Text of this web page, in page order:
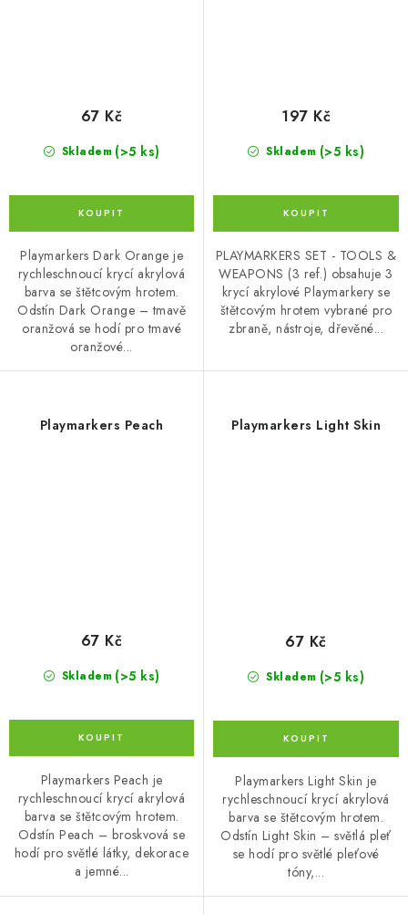
Skladem (>5 ks)
67 Kč
Playmarkers Dark Orange je
rychleschnoucí krycí akrylová
barva se štětcovým hrotem.
Odstín Dark Orange – tmavě
oranžová se hodí pro tmavé
oranžové...
Skladem (>5 ks)
197 Kč
PLAYMARKERS SET - TOOLS &
WEAPONS (3 ref.) obsahuje 3
krycí akrylové Playmarkery se
štětcovým hrotem vybrané pro
zbraně, nástroje, dřevěné...
Playmarkers Peach
Skladem (>5 ks)
67 Kč
Playmarkers Peach je
rychleschnoucí krycí akrylová
barva se štětcovým hrotem.
Odstín Peach – broskvová se
hodí pro světlé látky, dekorace
a jemné...
Playmarkers Light Skin
Skladem (>5 ks)
67 Kč
Playmarkers Light Skin je
rychleschnoucí krycí akrylová
barva se štětcovým hrotem.
Odstín Light Skin – světlá pleť
se hodí pro světlé pleťové
tóny,...